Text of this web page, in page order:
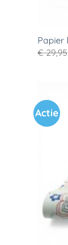
Papier
€29,95
Actie